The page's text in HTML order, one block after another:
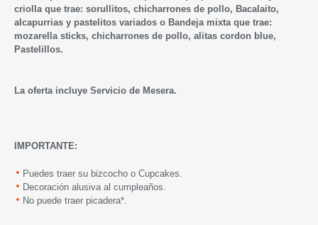
criolla que trae: sorullitos, chicharrones de pollo, Bacalaito,
alcapurrias y pastelitos variados o Bandeja mixta que trae:
mozarella sticks, chicharrones de pollo, alitas cordon blue,
Pastelillos.
La oferta incluye Servicio de Mesera.
IMPORTANTE:
Puedes traer su bizcocho o Cupcakes.
Decoración alusiva al cumpleaños.
No puede traer picadera*.